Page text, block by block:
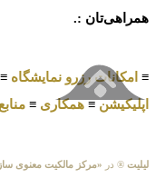
همراهی‌تان :.
≡ امکانات رزرو نمایشگاه ≡
اپلیکیشن≡همکاری ≡
لیلیت ® در «مرکز مالکیت معنوی